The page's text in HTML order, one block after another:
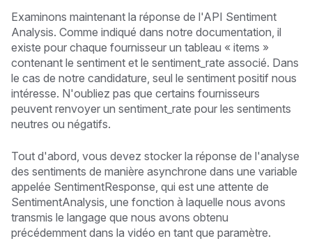
Examinons maintenant la réponse de l'API Sentiment
Analysis. Comme indiqué dans notre documentation, il
existe pour chaque fournisseur un tableau « items »
contenant le sentiment et le sentiment_rate associé. Dans
le cas de notre candidature, seul le sentiment positif nous
intéresse. N'oubliez pas que certains fournisseurs
peuvent renvoyer un sentiment_rate pour les sentiments
neutres ou négatifs.
Tout d'abord, vous devez stocker la réponse de l'analyse
des sentiments de manière asynchrone dans une variable
appelée SentimentResponse, qui est une attente de
SentimentAnalysis, une fonction à laquelle nous avons
transmis le langage que nous avons obtenu
précédemment dans la vidéo en tant que paramètre.